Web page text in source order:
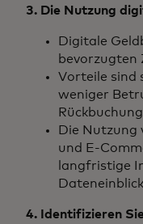
3. Die Nutzung
Digitale
bevorzugten
Vorteile sind
weniger
Die
und E-
langfristige
4. Identifizieren